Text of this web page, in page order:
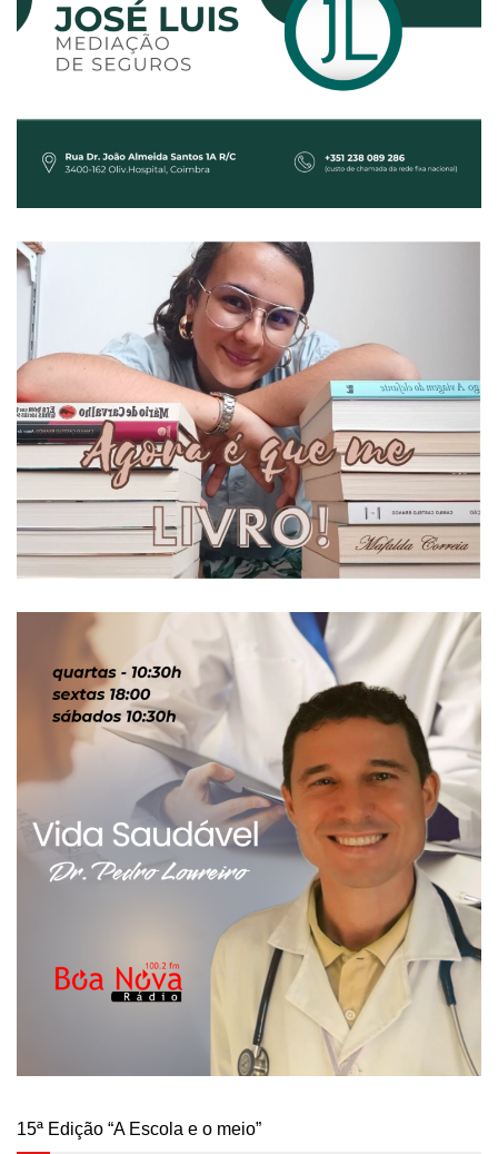
15ª Edição “A Escola e o meio”